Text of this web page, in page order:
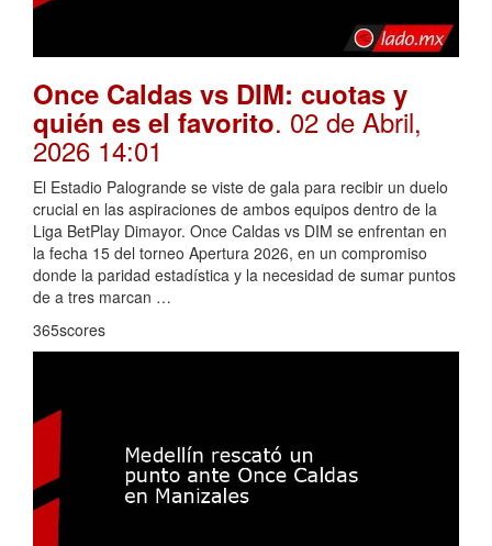
Once Caldas vs DIM: cuotas y
quién es el favorito. 02 de Abril,
2026 14:01
El Estadio Palogrande se viste de gala para recibir un duelo
crucial en las aspiraciones de ambos equipos dentro de la
Liga BetPlay Dimayor. Once Caldas vs DIM se enfrentan en
la fecha 15 del torneo Apertura 2026, en un compromiso
donde la paridad estadística y la necesidad de sumar puntos
de a tres marcan …
365scores